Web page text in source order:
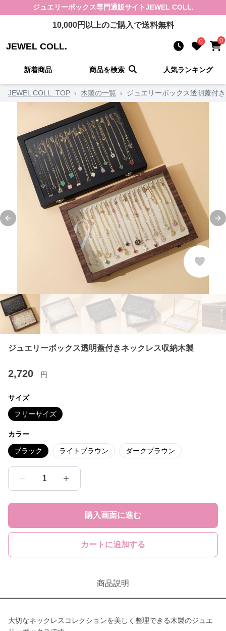
ジュエリーボックス専門通販サイトJEWEL COLL.
10,000円以上のご購入で送料無料
JEWEL COLL. 0 0
新着商品 商品を検索 人気ランキング
JEWEL COLL. TOP › 木製の一覧 › ジュエリーボックス透明蓋付
Previous slide
ジュエリーボックス透明蓋付きネックレス収納木製
2,720 円
サイズ
フリーサイズ
カラー
ブラック ライトブラウン ダークブラウン
1
購入画面に進む
カートに追加する
商品説明
大切なネックレスコレクションを美しく整理できる木製のジュエ